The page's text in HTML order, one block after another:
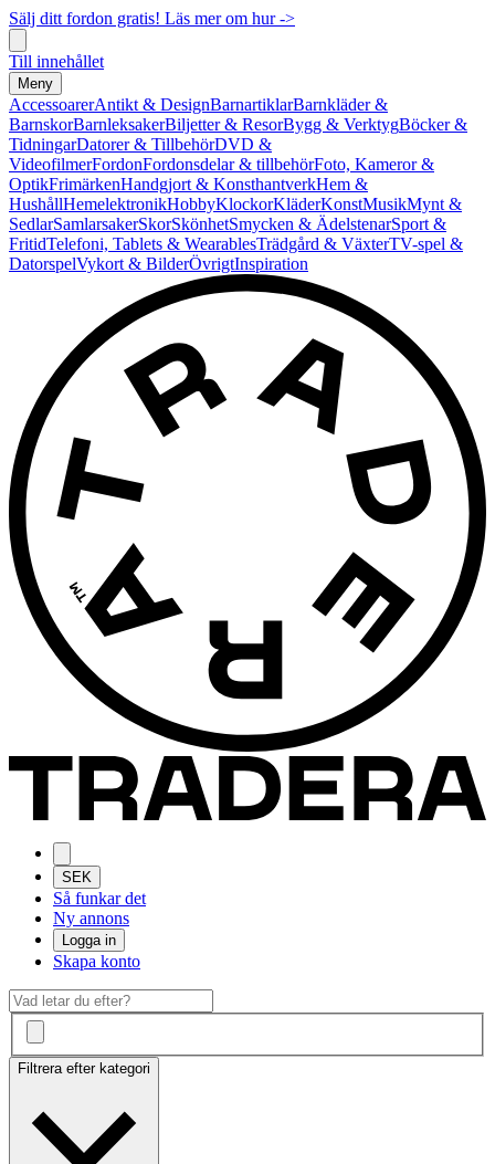
Sälj ditt fordon gratis! Läs mer om hur ->
Till innehållet
Meny
AccessoarerAntikt & DesignBarnartiklarBarnkläder &
BarnskorBarnleksakerBiljetter & ResorBygg & VerktygBöcker &
TidningarDatorer & TillbehörDVD &
VideofilmerFordonFordonsdelar & tillbehörFoto, Kameror &
OptikFrimärkenHandgjort & KonsthantverkHem &
HushållHemelektronikHobbyKlockorKläderKonstMusikMynt &
SedlarSamlarsakerSkorSkönhetSmycken & ÄdelstenarSport &
FritidTelefoni, Tablets & WearablesTrädgård & VäxterTV-spel &
DatorspelVykort & BilderÖvrigtInspiration
SEK
Så funkar det
Ny annons
Logga in
Skapa konto
Filtrera efter kategori